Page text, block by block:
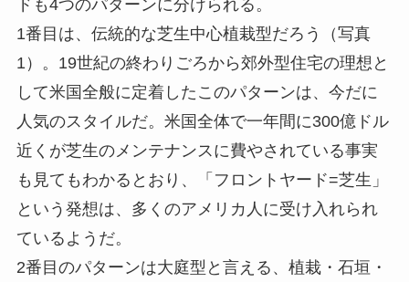
ドも4つのパターンに分けられる。
1番目は、伝統的な芝生中心植栽型だろう（写真
1）。19世紀の終わりごろから郊外型住宅の理想と
して米国全般に定着したこのパターンは、今だに
人気のスタイルだ。米国全体で一年間に300億ドル
近くが芝生のメンテナンスに費やされている事実
も見てもわかるとおり、「フロントヤード=芝生」
という発想は、多くのアメリカ人に受け入れられ
ているようだ。
2番目のパターンは大庭型と言える、植栽・石垣・